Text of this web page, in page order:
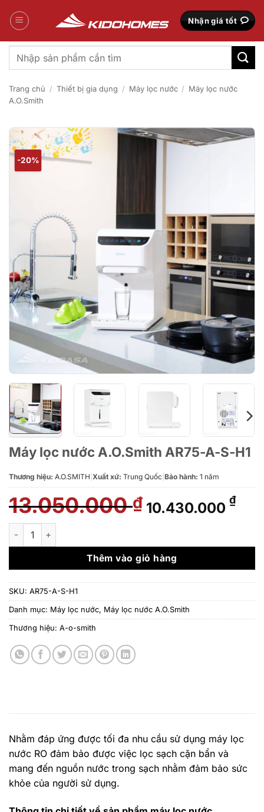
qua
Nhận giá tốt
Tìm
kiếm:
Trang chủ / Thiết bị gia dụng / Máy lọc nước / Máy lọc nước
A.O.Smith
-20%
Máy lọc nước A.O.Smith AR75-A-S-H1
Thương hiệu: A.O.SMITH Xuất xứ: Trung Quốc Bảo hành: 1 năm
13.050.000₫ Giá
gốc
13.050.000 ₫.
10.430.000 ₫Giá
là:
Máy lọc nước A.O.Smith AR75-A-S-H1 số lượng
Thêm vào giỏ hàng
SKU: AR75-A-S-H1
Danh mục: Máy lọc nước, Máy lọc nước A.O.Smith
Thương hiệu: A-o-smith
Nhằm đáp ứng được tối đa nhu cầu sử dụng máy lọc
nước RO đảm bảo được việc lọc sạch cặn bẩn và
mang đến nguồn nước trong sạch nhằm đảm bảo sức
khỏe của người sử dụng.